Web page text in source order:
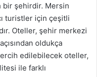
bir şehirdir. Mersin
turistler için çeşitli
Oteller, şehir merkezi
oldukça
edilebilecek oteller,
ile farklı